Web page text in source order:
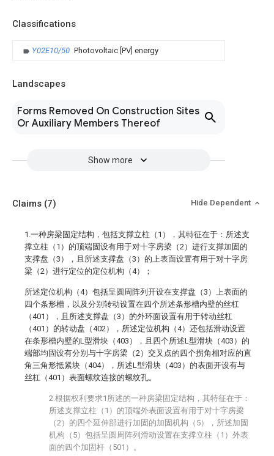
Classifications
Y02E10/50 Photovoltaic [PV] energy
Landscapes
Forms Removed On Construction Sites
Or Auxiliary Members Thereof
Show more
Claims (7) Hide Dependent
1.一种房梁固定结构，包括支撑立柱（1），其特征在于：所述支
撑立柱（1）的顶端固设有用于对十字房梁（2）进行支撑加固的
支撑盘（3），且所述支撑盘（3）的上表面设置有用于对十字房
梁（2）进行定位的定位机构（4）；
所述定位机构（4）包括呈圆周阵列开设在支撑盘（3）上表面的
四个条形槽，以及分别转动设置在四个所述条形槽内壁的丝杠
（401），且所述支撑盘（3）的外环面设置有用于转动丝杠
（401）的转动盘（402），所述定位机构（4）还包括滑动设置
在条形槽内壁的L型滑块（403），且四个所述L型滑块（403）的
端部均固设有分别与十字房梁（2）交叉点的四个拐角相对应的直
角三角形抵紧块（404），所述L型滑块（403）的表面开设有与
丝杠（401）表面螺纹连接的螺纹孔。
2.根据权利要求1所述的一种房梁固定结构，其特征在于：
所述支撑立柱（1）的顶端外表面设置有用于对十字房梁
（2）的四个延伸部进行加固的加固机构（5），所述加固
机构（5）包括呈圆周阵列滑动设置在支撑立柱（1）外表
面的四个加固杆（501）。